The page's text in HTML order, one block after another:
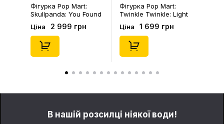
Фігурка Pop Mart:
Twinkle Twinkle: Light
Up: Scene Sets Series
(Blind Box: 1 з 10)
(Secret Edition),
Ціна 1 699 грн
Брелок Fuggler:
Collectible
(Blind Box: 1 з 24),
Ціна
В нашій розсилці ніякої води!